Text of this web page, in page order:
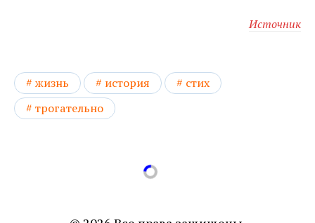
Источник
жизнь история
стих
трогательно